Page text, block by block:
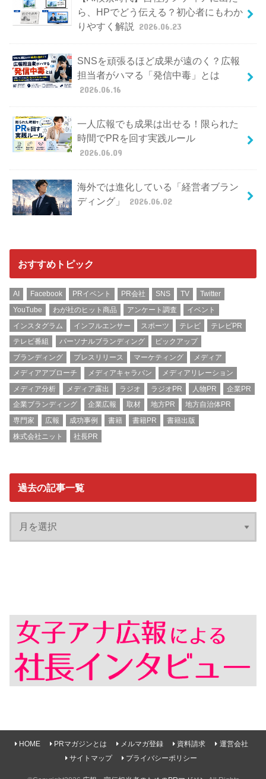
ら、HPでどう伝える？初心者にもわか
りやすく解説
2026.06.23
SNSを頑張るほど成果が遠のく？広報
担当者がハマる「発信中毒」とは
2026.06.16
一人広報でも成果は出せる！限られた
時間でPRを回す実践ルール
2026.06.09
海外では進化している「経営者ブラン
ディング」
2026.06.02
おすすめトピック
AI Facebook PRイベント PR会社 SNS TV
Twitter
YouTube
わが社のヒット商品 アンケート調査
イベント
インスタグラム
インフルエンサー スポーツ テレビ
テレビPR
テレビ番組
パーソナルブランディング
ピックアップ
ブランディング
プレスリリース マーケティング
メディア
メディアアプローチ
メディアキャラバン
メディアリレーション
メディア分析
メディア露出 ラジオ ラジオPR 人物PR
企業PR
企業ブランディング
企業広報 取材 地方PR
地方自治体PR
専門家
広報 成功事例 書籍 書籍PR
書籍出版
株式会社ニット
社長PR
過去の記事一覧
HOME PRマガジンとは メルマガ登録 資料請求
運営会社
サイトマップ
プライバシーポリシー